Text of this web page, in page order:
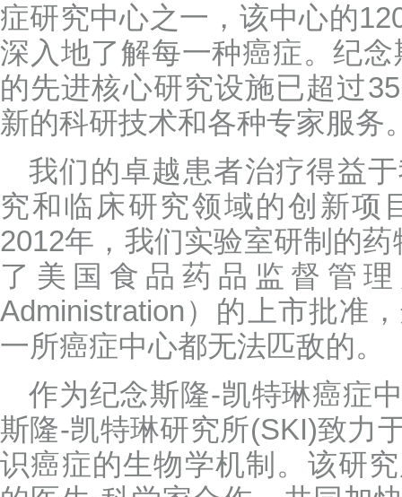
症研究中心之一，该中心的
深入地了解每一种癌症。纪
的先进核心研究设施已超过
新的科研技术和各种专家服务
我们的卓越患者治疗得益
究和临床研究领域的创新项
2012年，我们实验室研制的
了美国食品药品监督管理
Administration）的上市批准
一所癌症中心都无法匹敌的。
作为纪念斯隆-凯特琳癌症
斯隆-凯特琳研究所(SKI)致力
识癌症的生物学机制。该研